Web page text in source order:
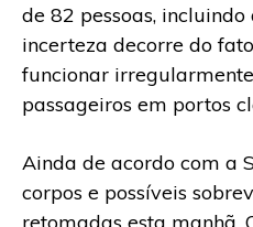
de 82 pessoas,
incerteza decorre do
funcionar
passageiros em portos
Ainda de acordo com a
corpos e possíveis